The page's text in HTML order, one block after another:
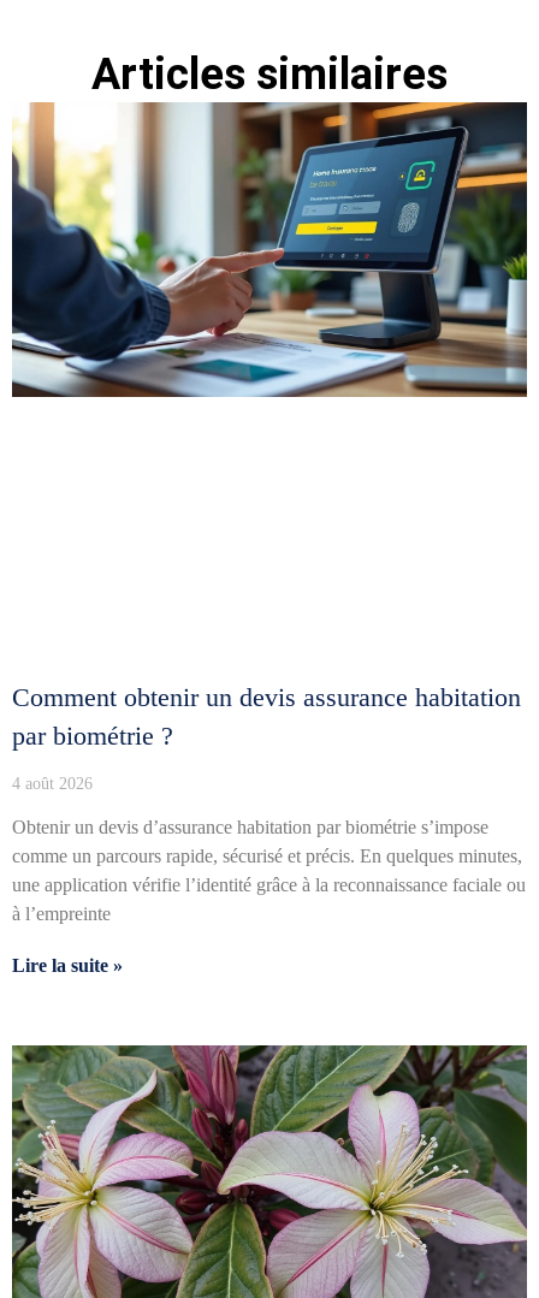
Articles similaires
Comment obtenir un devis assurance habitation
par biométrie ?
4 août 2026
Obtenir un devis d’assurance habitation par biométrie s’impose
comme un parcours rapide, sécurisé et précis. En quelques minutes,
une application vérifie l’identité grâce à la reconnaissance faciale ou
à l’empreinte
Lire la suite »